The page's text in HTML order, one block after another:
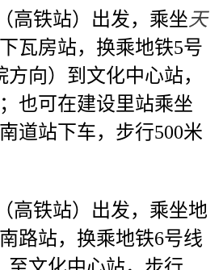
高铁站）出发，乘坐天
瓦房站，换乘地铁5号
向）到文化中心站，
也可在建设里站乘坐
道站下车，步行500米
高铁站）出发，乘坐地
路站，换乘地铁6号线